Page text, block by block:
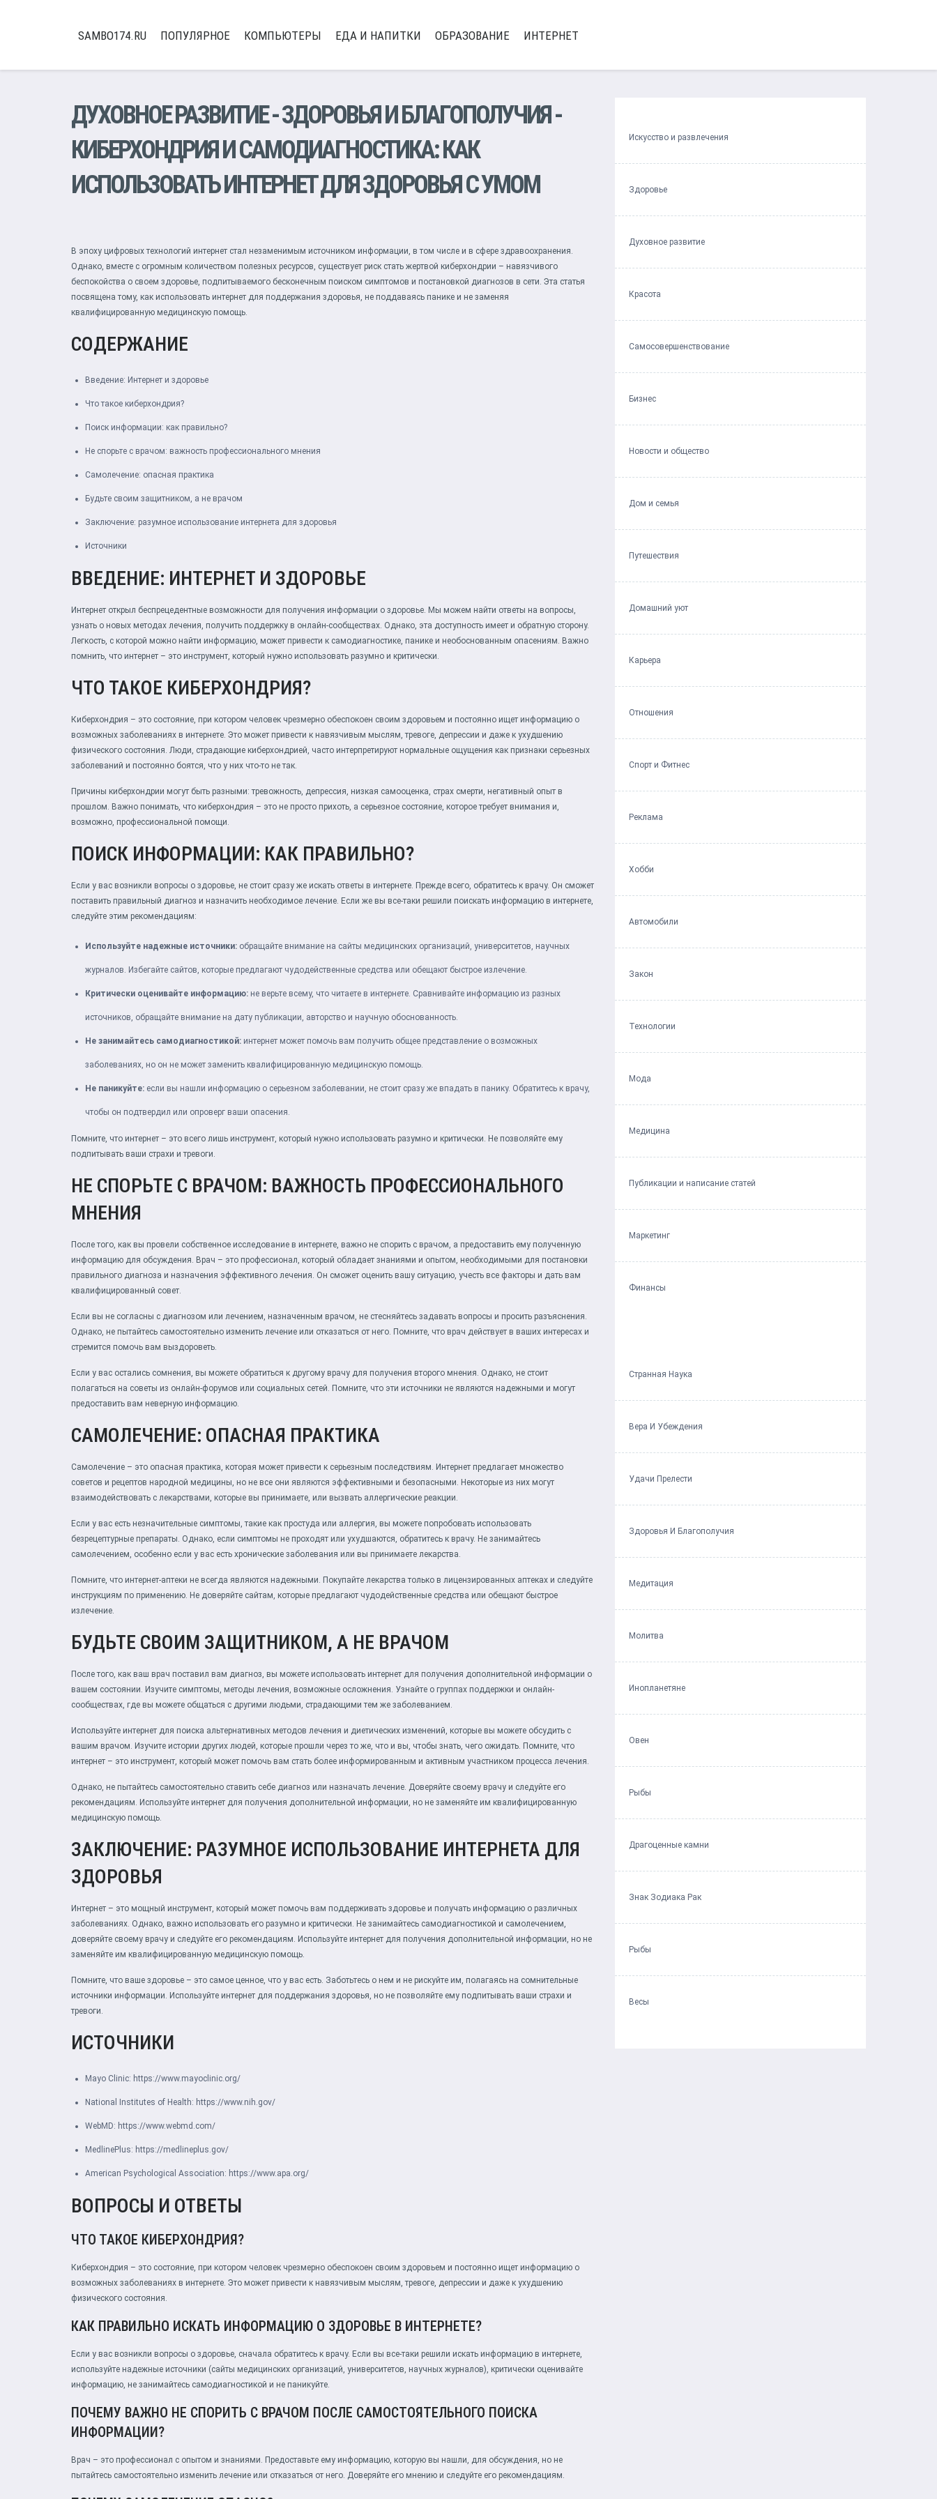
SAMBO174.RU ПОПУЛЯРНОЕ КОМПЬЮТЕРЫ ЕДА И НАПИТКИ ОБРАЗОВАНИЕ ИНТЕРНЕТ
ДУХОВНОЕ РАЗВИТИЕ-ЗДОРОВЬЯ И БЛАГОПОЛУЧИЯ-
КИБЕРХОНДРИЯ И САМОДИАГНОСТИКА: КАК
ИСПОЛЬЗОВАТЬ ИНТЕРНЕТ ДЛЯ ЗДОРОВЬЯ С УМОМ
В эпоху цифровых технологий интернет стал незаменимым источником информации, в том числе и в сфере здравоохранения.
Однако, вместе с огромным количеством полезных ресурсов, существует риск стать жертвой киберхондрии – навязчивого
беспокойства о своем здоровье, подпитываемого бесконечным поиском симптомов и постановкой диагнозов в сети. Эта статья
посвящена тому, как использовать интернет для поддержания здоровья, не поддаваясь панике и не заменяя
квалифицированную медицинскую помощь.
СОДЕРЖАНИЕ
Введение: Интернет и здоровье
Что такое киберхондрия?
Поиск информации: как правильно?
Не спорьте с врачом: важность профессионального мнения
Самолечение: опасная практика
Будьте своим защитником, а не врачом
Заключение: разумное использование интернета для здоровья
Источники
ВВЕДЕНИЕ: ИНТЕРНЕТ И ЗДОРОВЬЕ
Интернет открыл беспрецедентные возможности для получения информации о здоровье. Мы можем найти ответы на вопросы,
узнать о новых методах лечения, получить поддержку в онлайн-сообществах. Однако, эта доступность имеет и обратную сторону.
Легкость, с которой можно найти информацию, может привести к самодиагностике, панике и необоснованным опасениям. Важно
помнить, что интернет – это инструмент, который нужно использовать разумно и критически.
ЧТО ТАКОЕ КИБЕРХОНДРИЯ?
Киберхондрия – это состояние, при котором человек чрезмерно обеспокоен своим здоровьем и постоянно ищет информацию о
возможных заболеваниях в интернете. Это может привести к навязчивым мыслям, тревоге, депрессии и даже к ухудшению
физического состояния. Люди, страдающие киберхондрией, часто интерпретируют нормальные ощущения как признаки серьезных
заболеваний и постоянно боятся, что у них что-то не так.
Причины киберхондрии могут быть разными: тревожность, депрессия, низкая самооценка, страх смерти, негативный опыт в
прошлом. Важно понимать, что киберхондрия – это не просто прихоть, а серьезное состояние, которое требует внимания и,
возможно, профессиональной помощи.
ПОИСК ИНФОРМАЦИИ: КАК ПРАВИЛЬНО?
Если у вас возникли вопросы о здоровье, не стоит сразу же искать ответы в интернете. Прежде всего, обратитесь к врачу. Он сможет
поставить правильный диагноз и назначить необходимое лечение. Если же вы все-таки решили поискать информацию в интернете,
следуйте этим рекомендациям:
Используйте надежные источники: обращайте внимание на сайты медицинских организаций, университетов, научных
журналов. Избегайте сайтов, которые предлагают чудодейственные средства или обещают быстрое излечение.
Критически оценивайте информацию: не верьте всему, что читаете в интернете. Сравнивайте информацию из разных
источников, обращайте внимание на дату публикации, авторство и научную обоснованность.
Не занимайтесь самодиагностикой: интернет может помочь вам получить общее представление о возможных
заболеваниях, но он не может заменить квалифицированную медицинскую помощь.
Не паникуйте: если вы нашли информацию о серьезном заболевании, не стоит сразу же впадать в панику. Обратитесь к врачу,
чтобы он подтвердил или опроверг ваши опасения.
Помните, что интернет – это всего лишь инструмент, который нужно использовать разумно и критически. Не позволяйте ему
подпитывать ваши страхи и тревоги.
НЕ СПОРЬТЕ С ВРАЧОМ: ВАЖНОСТЬ ПРОФЕССИОНАЛЬНОГО
МНЕНИЯ
После того, как вы провели собственное исследование в интернете, важно не спорить с врачом, а предоставить ему полученную
информацию для обсуждения. Врач – это профессионал, который обладает знаниями и опытом, необходимыми для постановки
правильного диагноза и назначения эффективного лечения. Он сможет оценить вашу ситуацию, учесть все факторы и дать вам
квалифицированный совет.
Если вы не согласны с диагнозом или лечением, назначенным врачом, не стесняйтесь задавать вопросы и просить разъяснения.
Однако, не пытайтесь самостоятельно изменить лечение или отказаться от него. Помните, что врач действует в ваших интересах и
стремится помочь вам выздороветь.
Если у вас остались сомнения, вы можете обратиться к другому врачу для получения второго мнения. Однако, не стоит
полагаться на советы из онлайн-форумов или социальных сетей. Помните, что эти источники не являются надежными и могут
предоставить вам неверную информацию.
САМОЛЕЧЕНИЕ: ОПАСНАЯ ПРАКТИКА
Самолечение – это опасная практика, которая может привести к серьезным последствиям. Интернет предлагает множество
советов и рецептов народной медицины, но не все они являются эффективными и безопасными. Некоторые из них могут
взаимодействовать с лекарствами, которые вы принимаете, или вызвать аллергические реакции.
Если у вас есть незначительные симптомы, такие как простуда или аллергия, вы можете попробовать использовать
безрецептурные препараты. Однако, если симптомы не проходят или ухудшаются, обратитесь к врачу. Не занимайтесь
самолечением, особенно если у вас есть хронические заболевания или вы принимаете лекарства.
Помните, что интернет-аптеки не всегда являются надежными. Покупайте лекарства только в лицензированных аптеках и следуйте
инструкциям по применению. Не доверяйте сайтам, которые предлагают чудодейственные средства или обещают быстрое
излечение.
БУДЬТЕ СВОИМ ЗАЩИТНИКОМ, А НЕ ВРАЧОМ
После того, как ваш врач поставил вам диагноз, вы можете использовать интернет для получения дополнительной информации о
вашем состоянии. Изучите симптомы, методы лечения, возможные осложнения. Узнайте о группах поддержки и онлайн-
сообществах, где вы можете общаться с другими людьми, страдающими тем же заболеванием.
Используйте интернет для поиска альтернативных методов лечения и диетических изменений, которые вы можете обсудить с
вашим врачом. Изучите истории других людей, которые прошли через то же, что и вы, чтобы знать, чего ожидать. Помните, что
интернет – это инструмент, который может помочь вам стать более информированным и активным участником процесса лечения.
Однако, не пытайтесь самостоятельно ставить себе диагноз или назначать лечение. Доверяйте своему врачу и следуйте его
рекомендациям. Используйте интернет для получения дополнительной информации, но не заменяйте им квалифицированную
медицинскую помощь.
ЗАКЛЮЧЕНИЕ: РАЗУМНОЕ ИСПОЛЬЗОВАНИЕ ИНТЕРНЕТА ДЛЯ
ЗДОРОВЬЯ
Интернет – это мощный инструмент, который может помочь вам поддерживать здоровье и получать информацию о различных
заболеваниях. Однако, важно использовать его разумно и критически. Не занимайтесь самодиагностикой и самолечением,
доверяйте своему врачу и следуйте его рекомендациям. Используйте интернет для получения дополнительной информации, но не
заменяйте им квалифицированную медицинскую помощь.
Помните, что ваше здоровье – это самое ценное, что у вас есть. Заботьтесь о нем и не рискуйте им, полагаясь на сомнительные
источники информации. Используйте интернет для поддержания здоровья, но не позволяйте ему подпитывать ваши страхи и
тревоги.
ИСТОЧНИКИ
Mayo Clinic: https://www.mayoclinic.org/
National Institutes of Health: https://www.nih.gov/
WebMD: https://www.webmd.com/
MedlinePlus: https://medlineplus.gov/
American Psychological Association: https://www.apa.org/
ВОПРОСЫ И ОТВЕТЫ
ЧТО ТАКОЕ КИБЕРХОНДРИЯ?
Киберхондрия – это состояние, при котором человек чрезмерно обеспокоен своим здоровьем и постоянно ищет информацию о
возможных заболеваниях в интернете. Это может привести к навязчивым мыслям, тревоге, депрессии и даже к ухудшению
физического состояния.
КАК ПРАВИЛЬНО ИСКАТЬ ИНФОРМАЦИЮ О ЗДОРОВЬЕ В ИНТЕРНЕТЕ?
Если у вас возникли вопросы о здоровье, сначала обратитесь к врачу. Если вы все-таки решили искать информацию в интернете,
используйте надежные источники (сайты медицинских организаций, университетов, научных журналов), критически оценивайте
информацию, не занимайтесь самодиагностикой и не паникуйте.
ПОЧЕМУ ВАЖНО НЕ СПОРИТЬ С ВРАЧОМ ПОСЛЕ САМОСТОЯТЕЛЬНОГО ПОИСКА
ИНФОРМАЦИИ?
Врач – это профессионал с опытом и знаниями. Предоставьте ему информацию, которую вы нашли, для обсуждения, но не
пытайтесь самостоятельно изменить лечение или отказаться от него. Доверяйте его мнению и следуйте его рекомендациям.
Искусство и развлечения
Здоровье
Духовное развитие
Красота
Самосовершенствование
Бизнес
Новости и общество
Дом и семья
Путешествия
Домашний уют
Карьера
Отношения
Спорт и Фитнес
Реклама
Хобби
Автомобили
Закон
Технологии
Мода
Медицина
Публикации и написание статей
Маркетинг
Финансы
Странная Наука
Вера И Убеждения
Удачи Прелести
Здоровья И Благополучия
Медитация
Молитва
Инопланетяне
Овен
Рыбы
Драгоценные камни
Знак Зодиака Рак
Рыбы
Весы